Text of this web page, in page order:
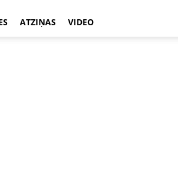
ATZIŅAS VIDEO